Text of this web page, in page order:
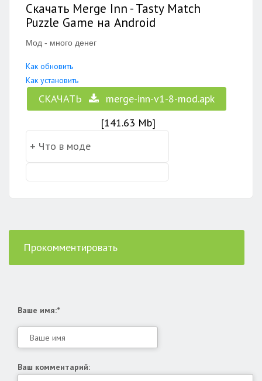
Скачать Merge Inn - Tasty Match
Puzzle Game на Android
Мод - много денег
Как обновить
Как установить
СКАЧАТЬ
merge-inn-v1-8-mod.apk
[141.63 Mb]
Прокомментировать
Ваше имя:*
Ваш комментарий: